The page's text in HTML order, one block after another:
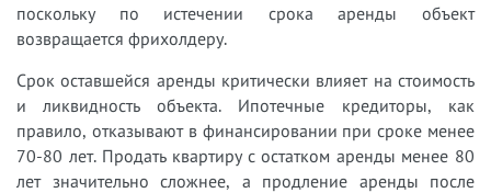
поскольку по истечении срока аренды объект
возвращается фрихолдеру.
Срок оставшейся аренды критически влияет на стоимость
и ликвидность объекта. Ипотечные кредиторы, как
правило, отказывают в финансировании при сроке менее
70-80 лет. Продать квартиру с остатком аренды менее 80
лет значительно сложнее, а продление аренды после